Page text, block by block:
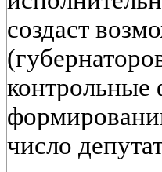
создаст
контрольные
число